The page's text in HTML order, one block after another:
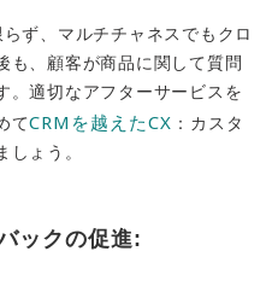
ず、マルチチャネスでもクロ
も、顧客が商品に関して質問
。適切なアフターサービスを
てCRMを越えたCX ：カスタ
ょう。
ックの促進: